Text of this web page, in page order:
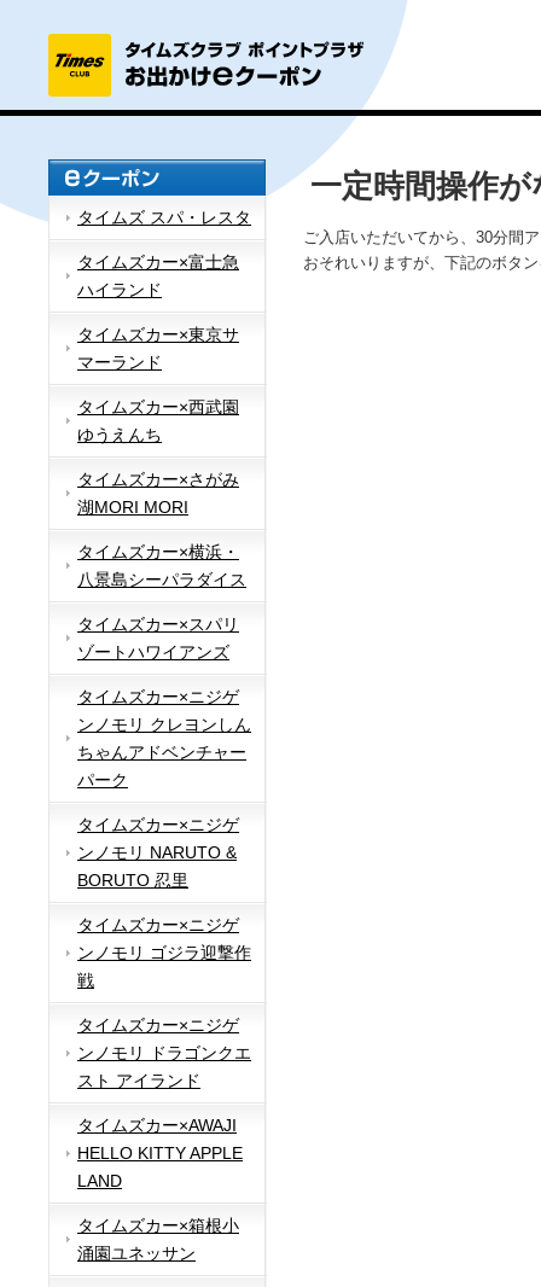
タイムズ スパ・レスタ
タイムズカー×富士急
ハイランド
タイムズカー×東京サ
マーランド
タイムズカー×西武園
ゆうえんち
タイムズカー×さがみ
湖MORI MORI
タイムズカー×横浜・
八景島シーパラダイス
タイムズカー×スパリ
ゾートハワイアンズ
タイムズカー×ニジゲ
ンノモリ クレヨンしん
ちゃんアドベンチャー
パーク
タイムズカー×ニジゲ
ンノモリ NARUTO &
BORUTO 忍里
タイムズカー×ニジゲ
ンノモリ ゴジラ迎撃作
戦
タイムズカー×ニジゲ
ンノモリ ドラゴンクエ
スト アイランド
タイムズカー×AWAJI
HELLO KITTY APPLE
LAND
タイムズカー×箱根小
涌園ユネッサン
一定時間操作
ご入店いただいてから、30分間
おそれいりますが、下記のボタ